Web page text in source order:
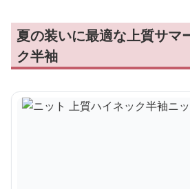
夏の装いに最適な上質サマ
ク半袖